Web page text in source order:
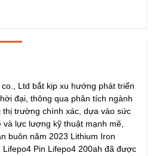
Ltd bắt kịp xu hướng phát triển
đại, thông qua phân tích ngành
thị trường chính xác, dựa vào sức
lực lượng kỹ thuật mạnh mẽ,
buôn năm 2023 Lithium Iron
Lifepo4 Pin Lifepo4 200ah đã được